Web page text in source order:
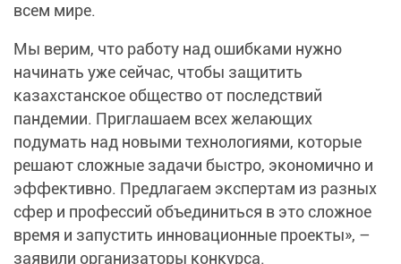
всем мире.
Мы верим, что работу над ошибками нужно
начинать уже сейчас, чтобы защитить
казахстанское общество от последствий
пандемии. Приглашаем всех желающих
подумать над новыми технологиями, которые
решают сложные задачи быстро, экономично и
эффективно. Предлагаем экспертам из разных
сфер и профессий объединиться в это сложное
время и запустить инновационные проекты», –
заявили организаторы конкурса.